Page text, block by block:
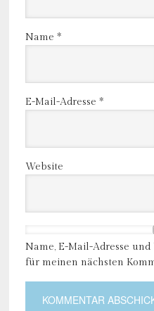
Name *
E-Mail-Adresse *
Website
Name, E-Mail-Adresse
für meinen nächsten